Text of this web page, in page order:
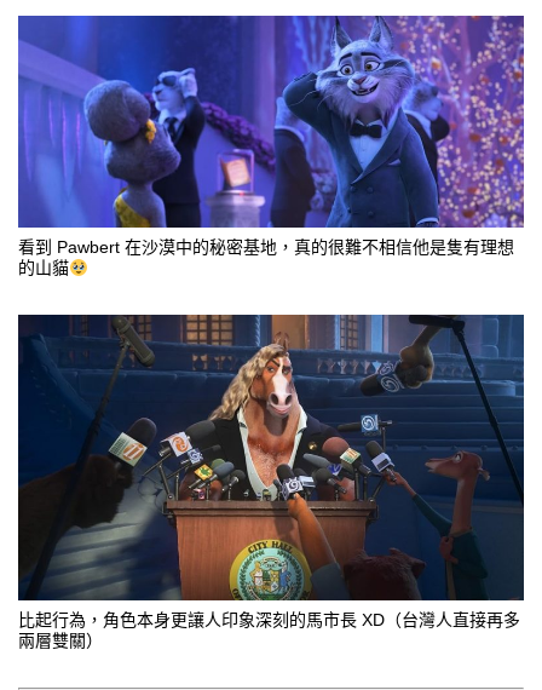
看到 Pawbert 在沙漠中的秘密基地，真的很難不相信他是隻有理想
的山貓
比起行為，角色本身更讓人印象深刻的馬市長 XD（台灣人直接再多
兩層雙關）